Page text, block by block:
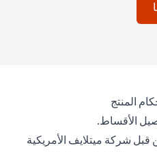
المنتج
الأقساط.
قبل شركة ميتلايف الأمريكية